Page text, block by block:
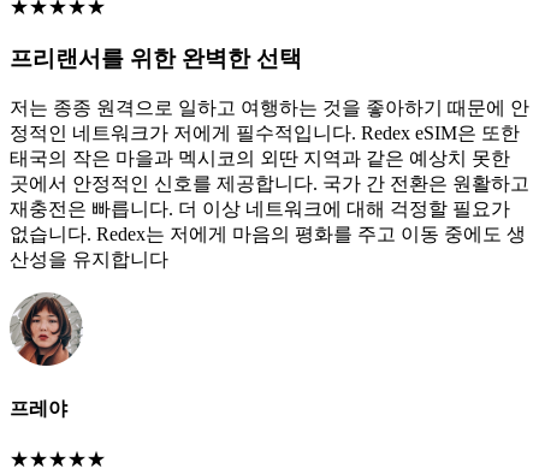
★★★★★
프리랜서를 위한 완벽한 선택
저는 종종 원격으로 일하고 여행하는 것을 좋아하기 때문에 안
정적인 네트워크가 저에게 필수적입니다. Redex eSIM은 또한
태국의 작은 마을과 멕시코의 외딴 지역과 같은 예상치 못한
곳에서 안정적인 신호를 제공합니다. 국가 간 전환은 원활하고
재충전은 빠릅니다. 더 이상 네트워크에 대해 걱정할 필요가
없습니다. Redex는 저에게 마음의 평화를 주고 이동 중에도 생
산성을 유지합니다
프레야
★★★★★